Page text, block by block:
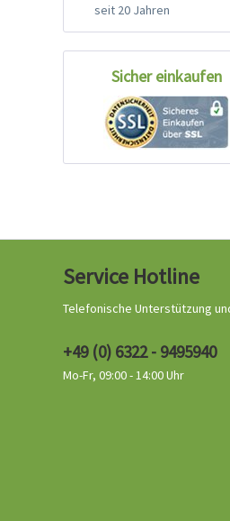
seit 20 Jahren
Sicher einkaufen
Service Hotline
Telefonische Unterstützung
+49 (0) 6322 - 9495940
Mo-Fr, 09:00 - 14:00 Uhr